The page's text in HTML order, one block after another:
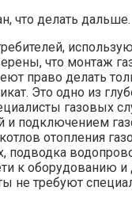
что делать дальше.
что монтаж
право делать
Это одно из
газовых
и подключением
отопления
подводка
к оборудованию и
не требуют